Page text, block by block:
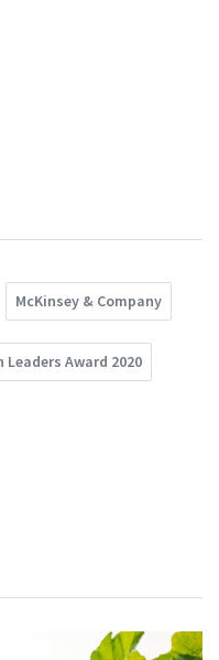
McKinsey & Company
Leaders Award 2020